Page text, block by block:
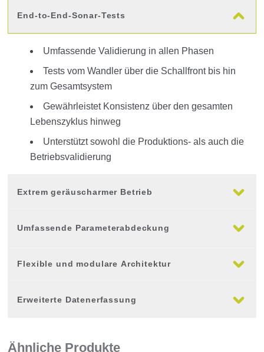
End-to-End-Sonar-Tests
Umfassende Validierung in allen Phasen
Tests vom Wandler über die Schallfront bis hin
zum Gesamtsystem
Gewährleistet Konsistenz über den gesamten
Lebenszyklus hinweg
Unterstützt sowohl die Produktions- als auch die
Betriebsvalidierung
Extrem geräuscharmer Betrieb
Umfassende Parameterabdeckung
Flexible und modulare Architektur
Erweiterte Datenerfassung
Ähnliche Produkte